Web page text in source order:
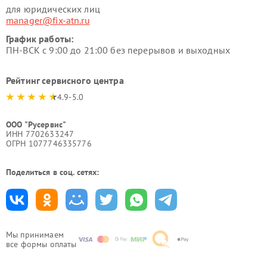
Мы принимаем
все формы оплаты
для юридических лиц
manager@fix-atn.ru
График работы:
ПН-ВСК с 9:00 до 21:00 без перерывов и выходных
Рейтинг сервисного центра
4.9-5.0
ООО "Русервис"
ИНН 7702633247
ОГРН 1077746335776
Поделиться в соц. сетях: